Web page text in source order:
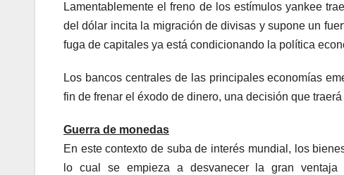
Lamentablemente el freno de los estímulos yankee
del dólar incita la migración de divisas y supone un
fuga de capitales ya está condicionando la política
Los bancos centrales de las principales economías
fin de frenar el éxodo de dinero, una decisión que
Guerra de monedas
En este contexto de suba de interés mundial, los
lo cual se empieza a desvanecer la gran ventaja